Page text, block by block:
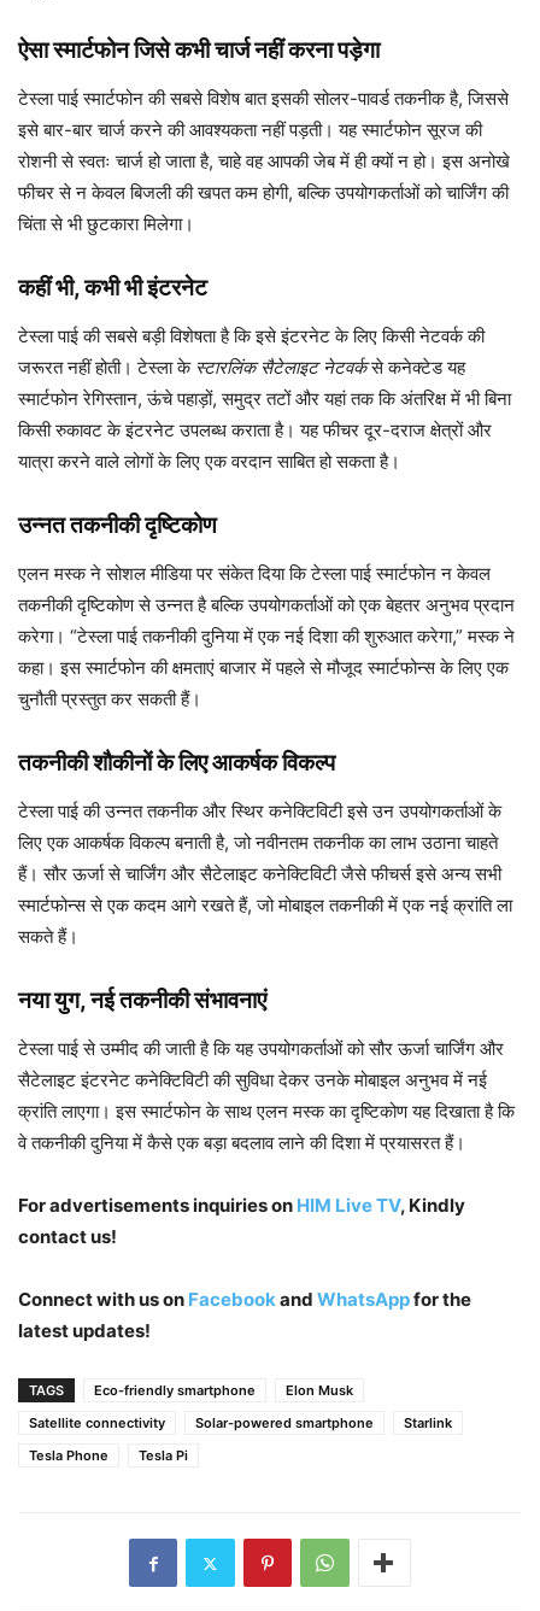
ऐसा स्मार्टफोन जिसे कभी चार्ज नहीं करना पड़ेगा
टेस्ला पाई स्मार्टफोन की सबसे विशेष बात इसकी सोलर-पावर्ड तकनीक है, जिससे
इसे बार-बार चार्ज करने की आवश्यकता नहीं पड़ती। यह स्मार्टफोन सूरज की
रोशनी से स्वतः चार्ज हो जाता है, चाहे वह आपकी जेब में ही क्यों न हो। इस अनोखे
फीचर से न केवल बिजली की खपत कम होगी, बल्कि उपयोगकर्ताओं को चार्जिंग की
चिंता से भी छुटकारा मिलेगा।
कहीं भी, कभी भी इंटरनेट
टेस्ला पाई की सबसे बड़ी विशेषता है कि इसे इंटरनेट के लिए किसी नेटवर्क की
जरूरत नहीं होती। टेस्ला के स्टारलिंक सैटेलाइट नेटवर्कसे कनेक्टेड यह
स्मार्टफोन रेगिस्तान, ऊंचे पहाड़ों, समुद्र तटों और यहां तक कि अंतरिक्ष में भी बिना
किसी रुकावट के इंटरनेट उपलब्ध कराता है। यह फीचर दूर-दराज क्षेत्रों और
यात्रा करने वाले लोगों के लिए एक वरदान साबित हो सकता है।
उन्नत तकनीकी दृष्टिकोण
एलन मस्क ने सोशल मीडिया पर संकेत दिया कि टेस्ला पाई स्मार्टफोन न केवल
तकनीकी दृष्टिकोण से उन्नत है बल्कि उपयोगकर्ताओं को एक बेहतर अनुभव प्रदान
करेगा। “टेस्ला पाई तकनीकी दुनिया में एक नई दिशा की शुरुआत करेगा,” मस्क ने
कहा। इस स्मार्टफोन की क्षमताएं बाजार में पहले से मौजूद स्मार्टफोन्स के लिए एक
चुनौती प्रस्तुत कर सकती हैं।
तकनीकी शौकीनों के लिए आकर्षक विकल्प
टेस्ला पाई की उन्नत तकनीक और स्थिर कनेक्टिविटी इसे उन उपयोगकर्ताओं के
लिए एक आकर्षक विकल्प बनाती है, जो नवीनतम तकनीक का लाभ उठाना चाहते
हैं। सौर ऊर्जा से चार्जिंग और सैटेलाइट कनेक्टिविटी जैसे फीचर्स इसे अन्य सभी
स्मार्टफोन्स से एक कदम आगे रखते हैं, जो मोबाइल तकनीकी में एक नई क्रांति ला
सकते हैं।
नया युग, नई तकनीकी संभावनाएं
टेस्ला पाई से उम्मीद की जाती है कि यह उपयोगकर्ताओं को सौर ऊर्जा चार्जिंग और
सैटेलाइट इंटरनेट कनेक्टिविटी की सुविधा देकर उनके मोबाइल अनुभव में नई
क्रांति लाएगा। इस स्मार्टफोन के साथ एलन मस्क का दृष्टिकोण यह दिखाता है कि
वे तकनीकी दुनिया में कैसे एक बड़ा बदलाव लाने की दिशा में प्रयासरत हैं।
For advertisements inquiries on HIM Live TV, Kindly
contact us!
Connect with us on Facebookand WhatsAppfor the
latest updates!
TAGS Eco-friendly smartphone
Elon Musk
Satellite connectivity
Solar-powered smartphone
Starlink
Tesla Phone
Tesla Pi